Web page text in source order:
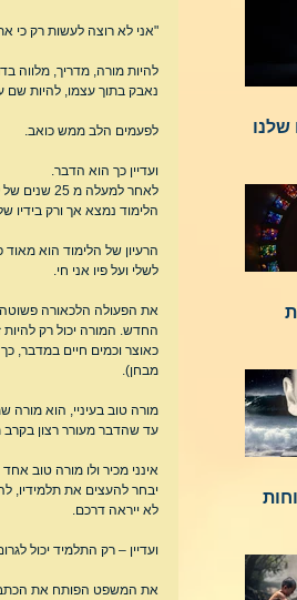
"אני לא רוצה לעשות רק כי
להיות מורה, מדריך, מלווה
נאבק בתוך עצמו, להיות שם
לפעמים הלב ממש כואב.
ועדיין כך הוא הדבר.
לאחר
הלימוד נמצא אך ורק בידיו
הרעיון של הלימוד הוא
לשלי ועל פיו אני חי.
את הפעולה הלכאורה פשוטה
החדש. המורה יכול רק להיות
כאוצר וכמים חיים במדבר,
מבחן).
מורה טוב בעיניי, הוא מורה
עד שהדבר מעורר רצון בקרב
אינני מכיר ולו מורה טוב
יבחר להעצים את תלמידיו,
לא ייראה דרכם.
ועדיין – רק התלמיד יכול
את המשפט הפותח את הכתב
שלנו